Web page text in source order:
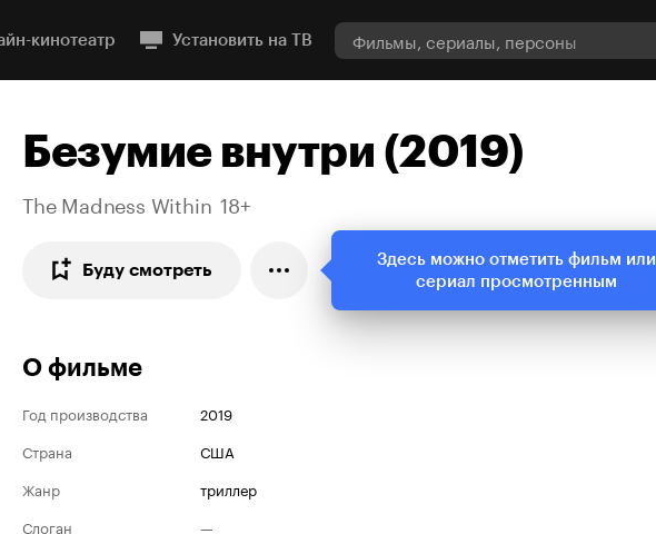
кинотеатр Установить на ТВ
Безумие внутри (2019)
The Madness Within 18+
Буду смотреть
О фильме
Год производства
2019
Страна
США
Жанр
триллер
Слоган
—
Здесь можно отметить фильм или
сериал просмотренным